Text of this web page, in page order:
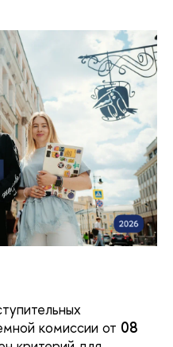
комиссии от 08